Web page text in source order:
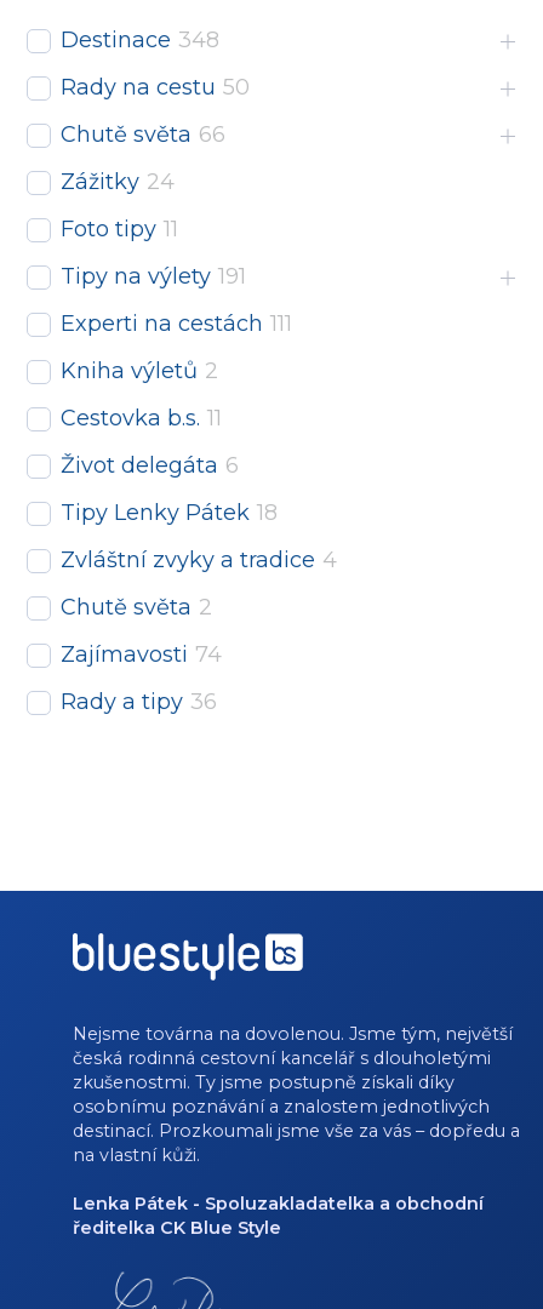
Destinace 348
Rady na cestu 50
Chutě světa 66
Zážitky 24
Foto tipy 11
Tipy na výlety 191
Experti na cestách 111
Kniha výletů 2
Cestovka b.s. 11
Život delegáta 6
Tipy Lenky Pátek 18
Zvláštní zvyky a tradice 4
Chutě světa 2
Zajímavosti 74
Rady a tipy 36
Nejsme továrna na dovolenou. Jsme tým, největší
česká rodinná cestovní kancelář s dlouholetými
zkušenostmi. Ty jsme postupně získali díky
osobnímu poznávání a znalostem jednotlivých
destinací. Prozkoumali jsme vše za vás – dopředu a
na vlastní kůži.
Lenka Pátek - Spoluzakladatelka a obchodní
ředitelka CK Blue Style